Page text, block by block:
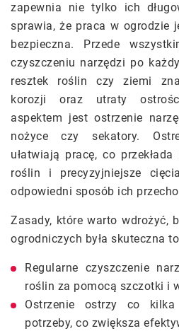
zapewnia nie tylko ich
sprawia, że praca w ogrodzie
bezpieczna. Przede
czyszczeniu narzędzi po
resztek roślin czy ziemi
korozji oraz utraty
aspektem jest ostrzenie
nożyce czy sekatory.
ułatwiają pracę, co
roślin i precyzyjniejsze
odpowiedni sposób ich
Zasady, które warto wdrożyć,
ogrodniczych była skuteczna
Regularne czyszczenie
roślin za pomocą szczotki i
Ostrzenie ostrzy co
potrzeby, co zwiększa